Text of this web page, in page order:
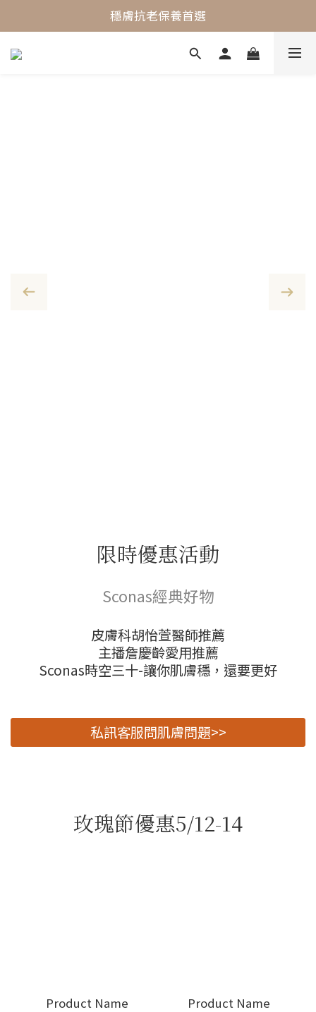
最懂敏弱肌的抗老專家
穩膚抗老保養首選
最懂敏弱肌的抗老專家
限時優惠活動
Sconas經典好物
皮膚科胡怡萱醫師推薦
主播詹慶齡愛用推薦
Sconas時空三十-讓你肌膚穩，還要更好
私訊客服問肌膚問題>>
玫瑰節優惠5/12-14
Product Name
Product Name